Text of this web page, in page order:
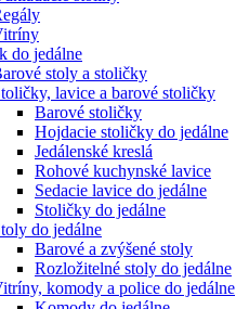
do jedálne
stoly a stoličky
lavice a barové stoličky
Barové stoličky
Hojdacie stoličky do jedálne
Jedálenské kreslá
Rohové kuchynské lavice
Sedacie lavice do jedálne
Stoličky do jedálne
do jedálne
Barové a zvýšené stoly
Rozložitelné stoly do jedálne
komody a police do jedálne